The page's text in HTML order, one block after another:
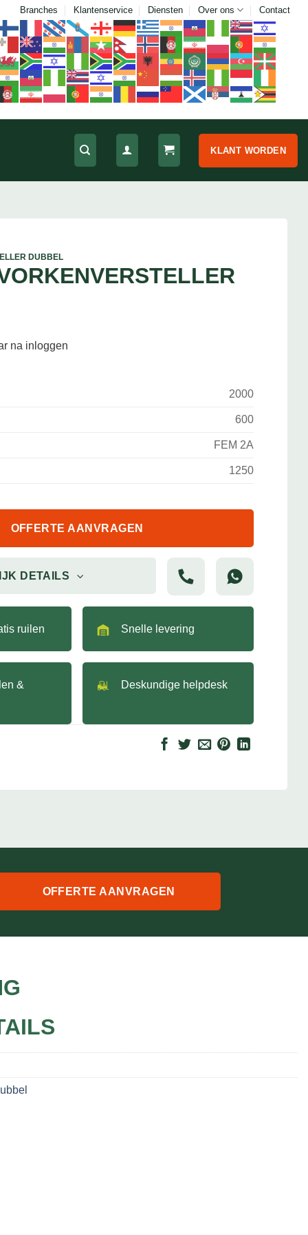
Branches Klantenservice Diensten Over ons Contact
KLANT WORDEN
DUBBEL
na inloggen
2000
600
FEM 2A
1250
OFFERTE AANVRAGEN
DETAILS
ruilen Snelle levering
&
Deskundige helpdesk
OFFERTE AANVRAGEN